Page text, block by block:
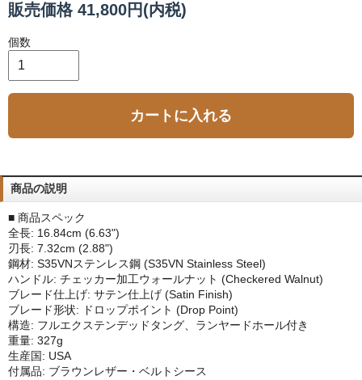
販売価格 41,800円(内税)
個数
カートに入れる
商品の説明
■ 商品スペック
全長: 16.84cm (6.63")
刃長: 7.32cm (2.88")
鋼材: S35VNステンレス鋼 (S35VN Stainless Steel)
ハンドル: チェッカー加工ウォールナット (Checkered Walnut)
ブレード仕上げ: サテン仕上げ (Satin Finish)
ブレード形状: ドロップポイント (Drop Point)
構造: フルエクステンデッドタング、ランヤードホール付き
重量: 327g
生産国: USA
付属品: ブラウンレザー・ベルトシース